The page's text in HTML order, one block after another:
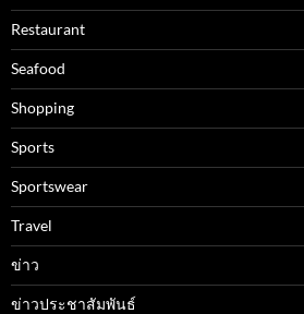
Restaurant
Seafood
Shopping
Sports
Sportswear
Travel
ข่าว
ข่าวประชาสัมพันธ์